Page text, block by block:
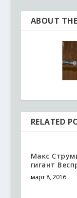
ABOUT
RELATED
Макс
гигант
март 8, 2016